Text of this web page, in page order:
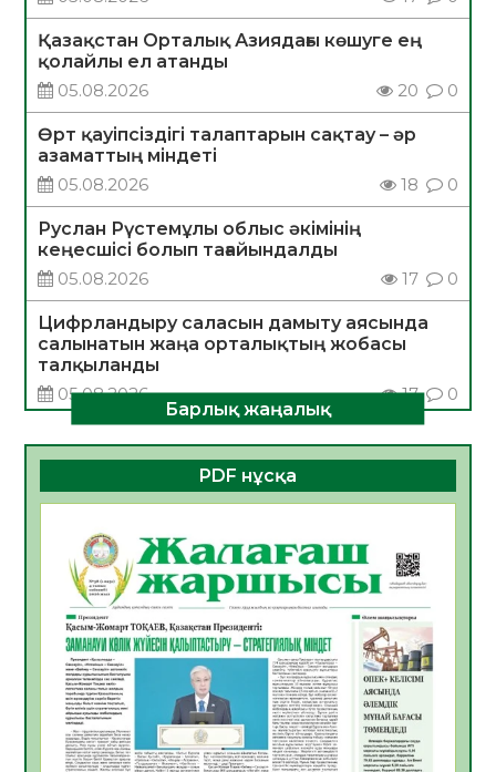
Қазақстан Орталық Азиядағы көшуге ең
қолайлы ел атанды
05.08.2026
20 0
Өрт қауіпсіздігі талаптарын сақтау – әр
азаматтың міндеті
05.08.2026
18 0
Руслан Рүстемұлы облыс әкімінің
кеңесшісі болып тағайындалды
05.08.2026
17 0
Цифрландыру саласын дамыту аясында
салынатын жаңа орталықтың жобасы
талқыланды
05.08.2026
17 0
құралдарының таныстырылымы өтті
05.08.2026
18 0
Қазақстандықтардың 72,3%-ы жаңа
Құрылтай үшін дауыс беруге дайын
05.08.2026
19
ӘРБІР ДАУЫС – ҚОҒАМ ДАМУЫНА
ҚОСЫЛҒАН ҮЛЕС
05.08.2026
26
ҚҰРЫЛТАЙ САЙЛАУЫ – БІРЛІК ПЕН
ЖАУАПКЕРШІЛІККЕ БАСТАЙТЫН ҚАДАМ
Барлық жаңалық
PDF нұсқа